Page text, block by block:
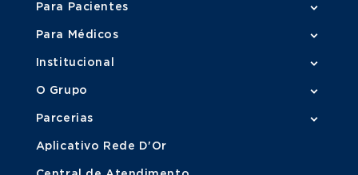
Para Pacientes
Para Médicos
Institucional
O Grupo
Parcerias
Aplicativo Rede D'Or